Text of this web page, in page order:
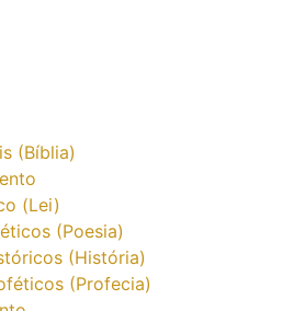
(Bíblia)
(Lei)
(Poesia)
(História)
(Profecia)